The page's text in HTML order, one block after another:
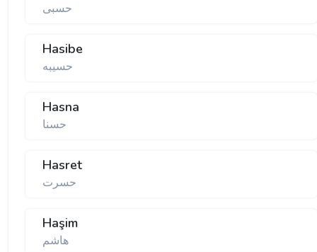
حسبی
Hasibe
حسیبه
Hasna
حسنا
Hasret
حسرت
Haşim
هاشم